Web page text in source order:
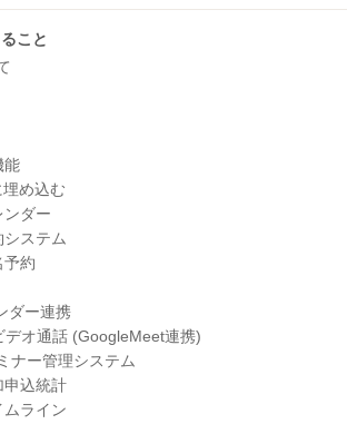
こと
能
め込む
ンダー
ステム
予約
ダー連携
デオ通話 (GoogleMeet連携)
ナー管理システム
申込統計
ムライン